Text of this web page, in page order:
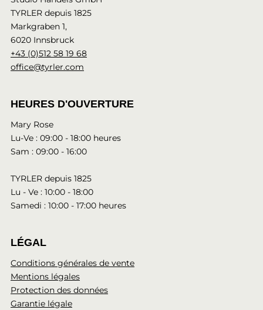
TYRLER depuis 1825
Markgraben 1,
6020 Innsbruck
+43 (0)512 58 19 68
office@tyrler.com
HEURES D'OUVERTURE
Mary Rose
Lu-Ve : 09:00 - 18:00 heures
Sam : 09:00 - 16:00
TYRLER depuis 1825
Lu - Ve : 10:00 - 18:00
Samedi : 10:00 - 17:00 heures
LÉGAL
Conditions générales de vente
Mentions légales
Protection des données
Garantie légale